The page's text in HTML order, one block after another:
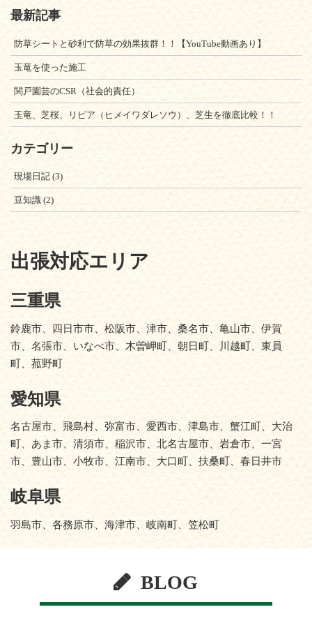
最新記事
防草シートと砂利で防草の効果抜群！！【YouTube動画あり】
玉竜を使った施工
関戸園芸のCSR（社会的責任）
玉竜、芝桜、リピア（ヒメイワダレソウ）、芝生を徹底比較！！
カテゴリー
現場日記 (3)
豆知識 (2)
出張対応エリア
三重県
鈴鹿市、四日市市、松阪市、津市、桑名市、亀山市、伊賀
市、名張市、いなべ市、木曽岬町、朝日町、川越町、東員
町、菰野町
愛知県
名古屋市、飛島村、弥富市、愛西市、津島市、蟹江町、大治
町、あま市、清須市、稲沢市、北名古屋市、岩倉市、一宮
市、豊山市、小牧市、江南市、大口町、扶桑町、春日井市
岐阜県
羽島市、各務原市、海津市、岐南町、笠松町
BLOG